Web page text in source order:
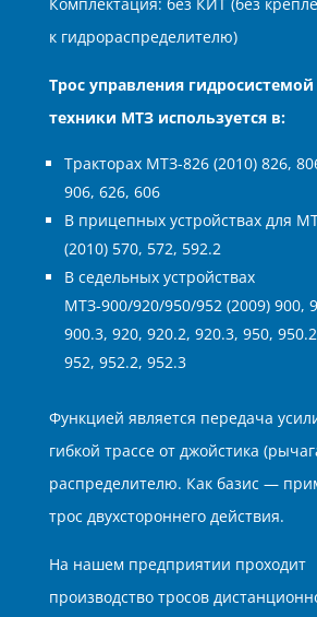
к гидрораспределителю)
Трос управления гидросистемой
техники МТЗ используется в:
Тракторах МТЗ-826 (2010) 826,
906, 626, 606
В прицепных устройствах для
(2010) 570, 572, 592.2
В седельных устройствах
МТЗ-900/920/950/952 (2009) 900,
900.3, 920, 920.2, 920.3, 950,
952, 952.2, 952.3
Функцией является передача
гибкой трассе от джойстика
распределителю. Как базис —
трос двухстороннего действия.
На нашем предприятии проходит
производство тросов